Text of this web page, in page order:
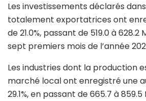
Les investissements déclarés
totalement exportatrices ont
de 21.0%, passant de 519.0 à
sept premiers mois de l’année
Les industries dont la production
marché local ont enregistré une
29.1%, en passant de 665.7 à